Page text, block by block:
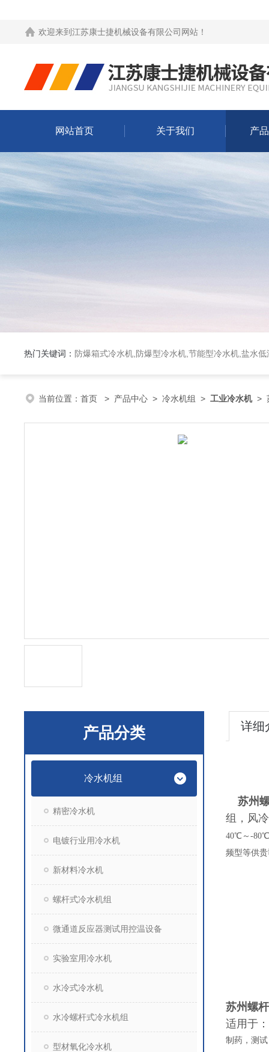
欢迎来到 江苏康士捷机械设备有限公司网站 ！
网站首页 关于我们 产
热门关键词： 防爆箱式冷水机,防爆型冷水机,节能型冷水机,盐水低
当前位置： 首页 > 产品中心 > 冷水机组 > 工业冷水机>
产品分类
冷水机组
精密冷水机
电镀行业用冷水机
新材料冷水机
螺杆式冷水机组
微通道反应器测试用控温设备
实验室用冷水机
水冷式冷水机
水冷螺杆式冷水机组
型材氧化冷水机
详细
苏州
组，风
40℃～ -80℃
频型等供
苏州螺
适用于：
制药，测